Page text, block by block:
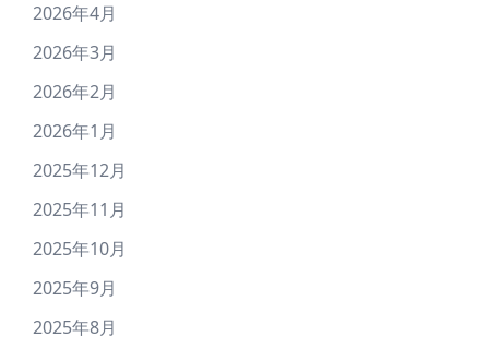
2026年4月
2026年3月
2026年2月
2026年1月
2025年12月
2025年11月
2025年10月
2025年9月
2025年8月